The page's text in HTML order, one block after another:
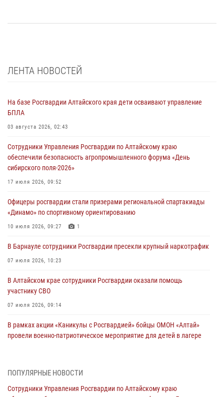
ЛЕНТА НОВОСТЕЙ
На базе Росгвардии Алтайского края дети осваивают управление
БПЛА
03 августа 2026, 02:43
Сотрудники Управления Росгвардии по Алтайскому краю
обеспечили безопасность агропромышленного форума «День
сибирского поля-2026»
17 июля 2026, 09:52
Офицеры росгвардии стали призерами региональной спартакиады
«Динамо» по спортивному ориентированию
10 июля 2026, 09:27 1
В Барнауле сотрудники Росгвардии пресекли крупный наркотрафик
07 июля 2026, 10:23
В Алтайском крае сотрудники Росгвардии оказали помощь
участнику СВО
07 июля 2026, 09:14
В рамках акции «Каникулы с Росгвардией» бойцы ОМОН «Алтай»
провели военно-патриотическое мероприятие для детей в лагере
акции «Коробка храбрости»
ПОПУЛЯРНЫЕ НОВОСТИ
Сотрудники Управления Росгвардии по Алтайскому краю